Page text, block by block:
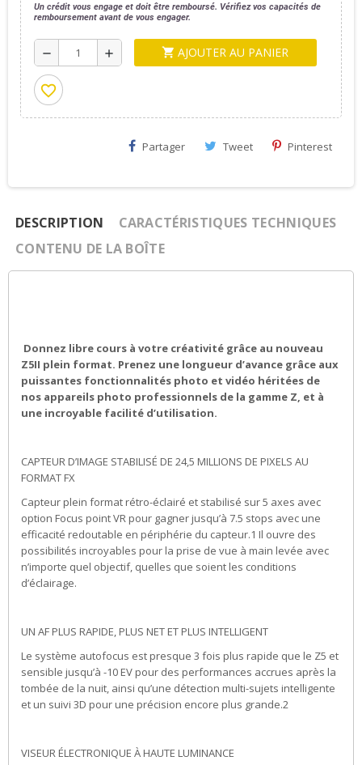
Un crédit vous engage et doit être remboursé. Vérifiez vos capacités de
remboursement avant de vous engager.
remove add shopping_cart AJOUTER AU PANIER
favorite_border
Partager Tweet Pinterest
DESCRIPTION
CARACTÉRISTIQUES TECHNIQUES
CONTENU DE LA BOÎTE
Donnez libre cours à votre créativité grâce au nouveau
Z5II plein format. Prenez une longueur d’avance grâce aux
puissantes fonctionnalités photo et vidéo héritées de
nos appareils photo professionnels de la gamme Z, et à
une incroyable facilité d’utilisation.
CAPTEUR D’IMAGE STABILISÉ DE 24,5 MILLIONS DE PIXELS AU
FORMAT FX
Capteur plein format rétro-éclairé et stabilisé sur 5 axes avec
option Focus point VR pour gagner jusqu’à 7.5 stops avec une
efficacité redoutable en périphérie du capteur.1 Il ouvre des
possibilités incroyables pour la prise de vue à main levée avec
n’importe quel objectif, quelles que soient les conditions
d’éclairage.
UN AF PLUS RAPIDE, PLUS NET ET PLUS INTELLIGENT
Le système autofocus est presque 3 fois plus rapide que le Z5 et
sensible jusqu’à -10 EV pour des performances accrues après la
tombée de la nuit, ainsi qu’une détection multi-sujets intelligente
et un suivi 3D pour une précision encore plus grande.2
VISEUR ÉLECTRONIQUE À HAUTE LUMINANCE